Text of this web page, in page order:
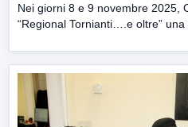
Nei giorni 8 e 9 novembre 2025,
“Regional Tornianti….e oltre” una